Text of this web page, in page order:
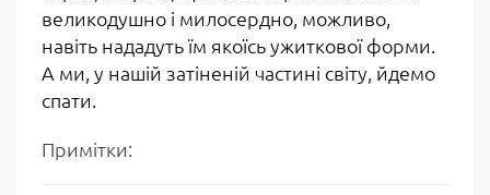
великодушно і милосердно, можливо,
навіть нададуть їм якоїсь ужиткової форми.
А ми, у нашій затіненій частині світу, йдемо
спати.
Примітки: